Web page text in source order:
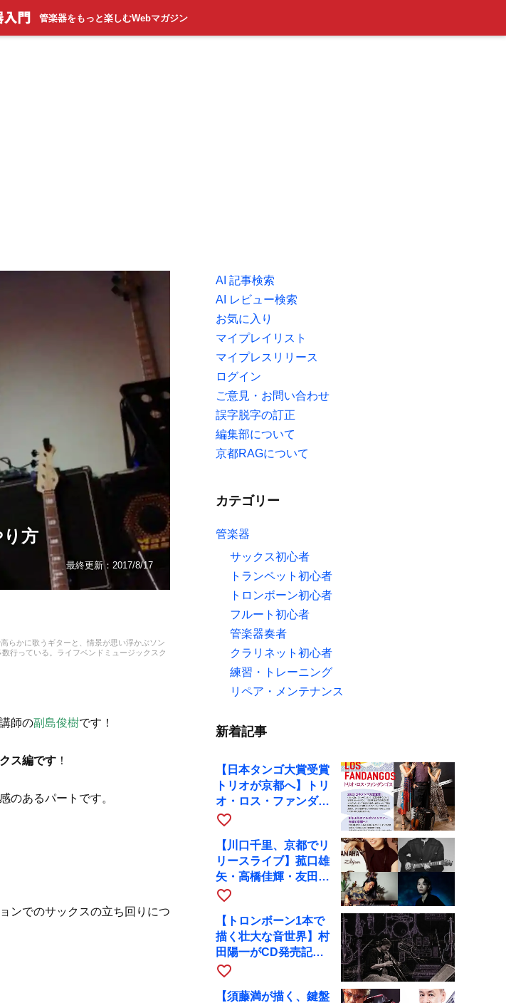
管楽器をもっと楽しむWebマガジン
り方
最終更新： 2017/8/17
らかに歌うギターと、情景が思い浮かぶソン
行っている。ライフベンドミュージックスク
師の副島俊樹です！
ス編です ！
のあるパートです。
ンでのサックスの立ち回りにつ
AI 記事検索
AI レビュー検索
お気に入り
マイプレイリスト
マイプレスリリース
ログイン
ご意見・お問い合わせ
誤字脱字の訂正
編集部について
京都RAGについて
カテゴリー
管楽器
サックス初心者
トランペット初心者
トロンボーン初心者
フルート初心者
管楽器奏者
クラリネット初心者
練習・トレーニング
リペア・メンテナンス
新着記事
【日本タンゴ大賞受賞
トリオが京都へ】トリ
オ・ロス・ファンダン
ゴスが10月9日にRAG
favorite_border
【川口千里、京都でリ
リースライブ】菰口雄
矢・高橋佳輝・友田ジ
ュンと9月28日にRAG
favorite_border
【トロンボーン1本で
描く壮大な音世界】村
田陽一がCD発売記念
ツアーで9月4日に京
favorite_border
【須藤満が描く、鍵盤